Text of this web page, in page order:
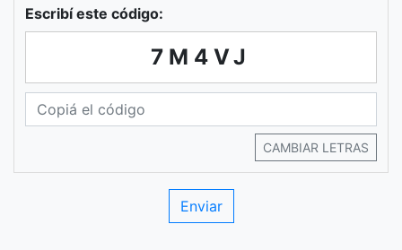
Escribí este código:
7M4VJ
CAMBIAR LETRAS